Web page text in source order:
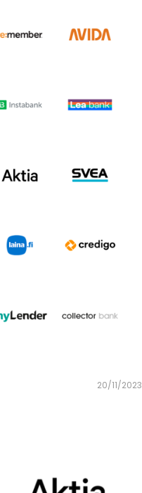
20/11/2023
ja rahoituslaitokset